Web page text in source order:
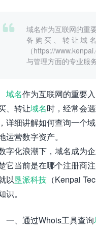

域名作为互联网的重
备购买、转让域
（https://
与管理方面的专业服
域名作为互联网的重要
、转让域名时，经常会
详细讲解如何查询一个
运营数字资产。
字化浪潮下，域名成为
它当前是在哪个注册商
以垦派科技 （Kenpai
识。
一、通过Whois工具查询